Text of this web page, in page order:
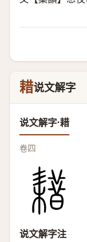
耤说文解字
说文解字·耤
卷四
说文解字注